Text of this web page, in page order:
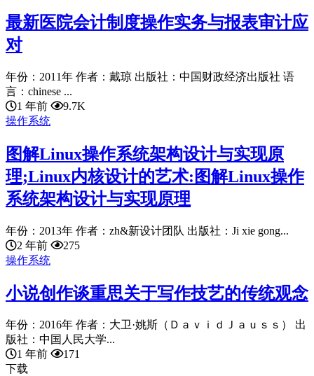
最新医院会计制度操作实务与报表审计应
对
年份：2011年 作者：戴琼 出版社：中国财政经济出版社 语
言：chinese ...
1 年前
9.7K
操作系统
图解Linux操作系统架构设计与实现原
理;Linux内核设计的艺术:图解Linux操作
系统架构设计与实现原理
年份：2013年 作者：zh&新设计团队 出版社：Ji xie gong...
2 年前
275
操作系统
小说创作谈重思关于写作技艺的传统观念
年份：2016年 作者：大卫·姚斯（ＤａｖｉｄＪａｕｓｓ） 出
版社：中国人民大学...
1 年前
171
下载